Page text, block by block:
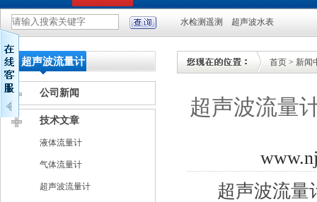
水检测遥测 超声波水表
超声波流量计
公司新闻
技术文章
液体流量计
气体流量计
超声波流量计
首页 > 新闻
超声波流量
超声波流量